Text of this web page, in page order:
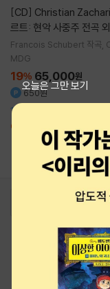
[CD]
르트: 현악 사중주 전곡
ert: Complete String
s, Trout Quintet &
s)
Francois Schubert 작곡
acharias
MDG
19% 65,000원
650원
10CD 박스세트
예약판매종료
오늘은 그만 보기
고객센터 1544-
예